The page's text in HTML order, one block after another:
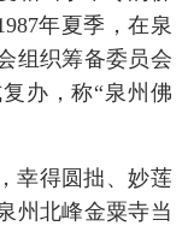
年夏季，在泉
组织筹备委员会
办，称“泉州佛
幸得圆拙、妙莲
州北峰金粟寺当